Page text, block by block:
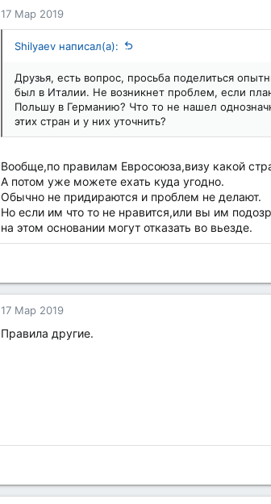
Когда-то был
17 Мар 2019
Shilyaev написал(а):
Друзья, есть вопрос, просьба поделиться
был в Италии. Не возникнет проблем, если
Польшу в Германию? Что то не нашел
этих стран и у них уточнить?
Вообще,по правилам Евросоюза,визу какой
А потом уже можете ехать куда угодно.
Обычно не придираются и проблем не делают.
Но если им что то не нравится,или вы им
на этом основании могут отказать во вьезде.
17 Мар 2019
Правила другие.